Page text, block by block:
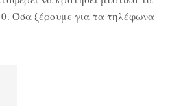
Όσα ξέρουμε για τα τηλέφωνα